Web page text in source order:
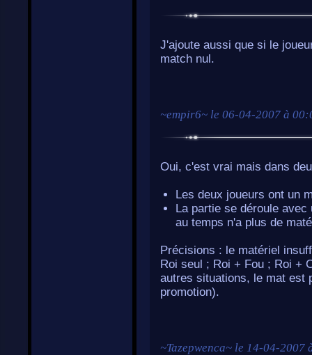
J'ajoute aussi que si le
match nul.
~empir6~ le 06-04-2007 à
Oui, c'est vrai mais dans
Les deux joueurs ont un
La partie se déroule
au temps n'a plus de
Précisions : le matériel
Roi seul ; Roi + Fou ; Roi +
autres situations, le mat est
promotion).
~Tazepwenca~ le 14-04-2007